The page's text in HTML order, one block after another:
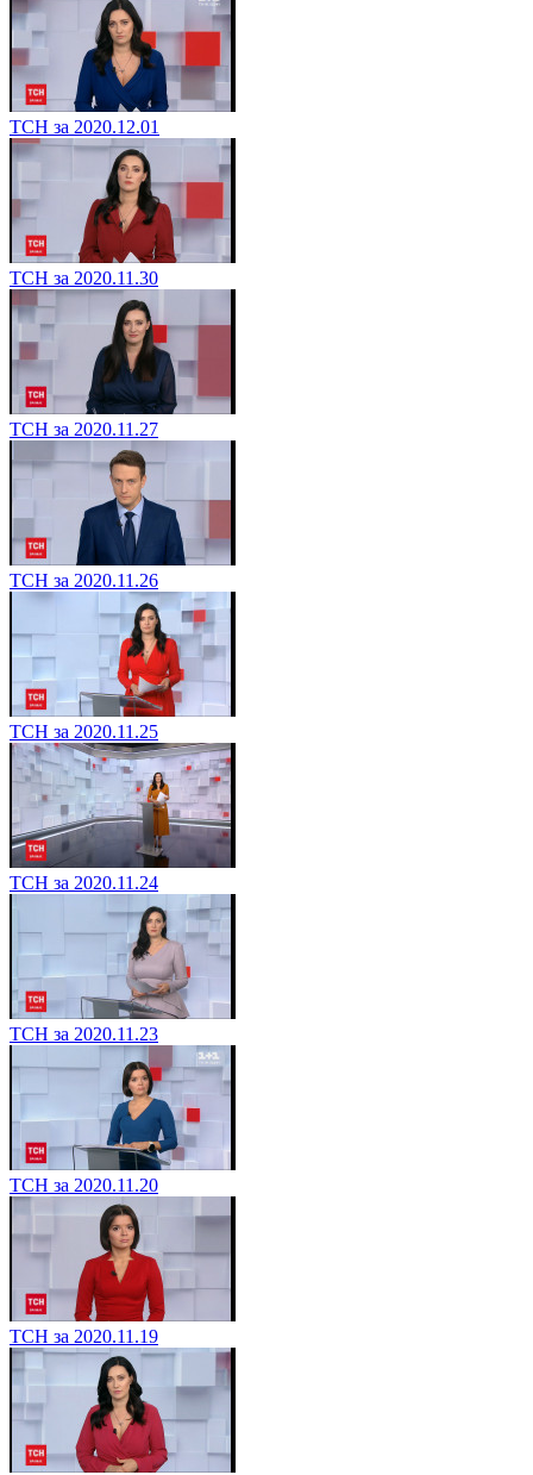
ТСН за 2020.12.01
ТСН за 2020.11.30
ТСН за 2020.11.27
ТСН за 2020.11.26
ТСН за 2020.11.25
ТСН за 2020.11.24
ТСН за 2020.11.23
ТСН за 2020.11.20
ТСН за 2020.11.19